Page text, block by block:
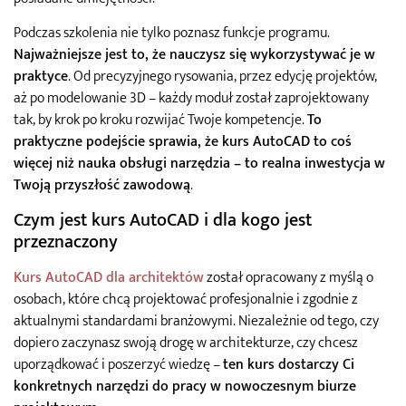
Podczas szkolenia nie tylko poznasz funkcje programu.
Najważniejsze jest to, że nauczysz się wykorzystywać je w
praktyce. Od precyzyjnego rysowania, przez edycję projektów,
aż po modelowanie 3D – każdy moduł został zaprojektowany
tak, by krok po kroku rozwijać Twoje kompetencje.To
praktyczne podejście sprawia, że kurs AutoCAD to coś
więcej niż nauka obsługi narzędzia – to realna inwestycja w
Twoją przyszłość zawodową.
Czym jest kurs AutoCAD i dla kogo jest
przeznaczony
Kurs AutoCAD dla architektówzostał opracowany z myślą o
osobach, które chcą projektować profesjonalnie i zgodnie z
aktualnymi standardami branżowymi. Niezależnie od tego, czy
dopiero zaczynasz swoją drogę w architekturze, czy chcesz
uporządkować i poszerzyć wiedzę –ten kurs dostarczy Ci
konkretnych narzędzi do pracy w nowoczesnym biurze